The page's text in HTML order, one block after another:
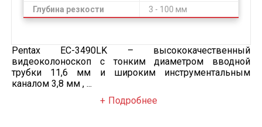
Глубина резкости
3 - 100 мм
Pentax EC-3490LK – высококачественный
видеоколоноскоп с тонким диаметром вводной
трубки 11,6 мм и широким инструментальным
каналом 3,8 мм , ...
Подробнее